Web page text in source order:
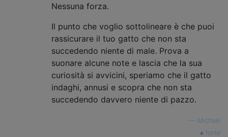
Nessuna forza.
Il punto che voglio sottolineare è che puoi
rassicurare il tuo gatto che non sta
succedendo niente di male. Prova a
suonare alcune note e lascia che la sua
curiosità si avvicini, speriamo che il gatto
indaghi, annusi e scopra che non sta
succedendo davvero niente di pazzo.
Michael
fonte